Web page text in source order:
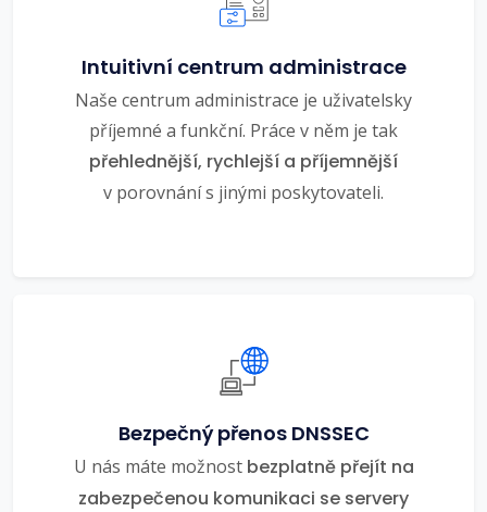
Intuitivní centrum administrace
Naše centrum administrace je uživatelsky
příjemné a funkční. Práce v něm je tak
přehlednější, rychlejší a příjemnější
v porovnání s jinými poskytovateli.
Bezpečný přenos DNSSEC
U nás máte možnost bezplatně přejít na
zabezpečenou komunikaci se servery